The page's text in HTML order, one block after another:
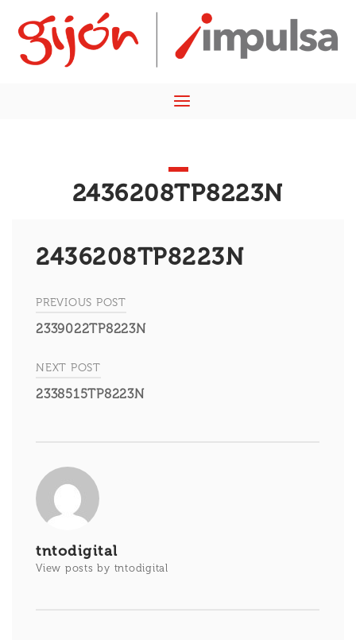
content
Home
Menu
2436208TP8223N
2436208TP8223N
Navegación
entradas
PREVIOUS POST
2339022TP8223N
NEXT POST
2338515TP8223N
tntodigital
View posts by tntodigital